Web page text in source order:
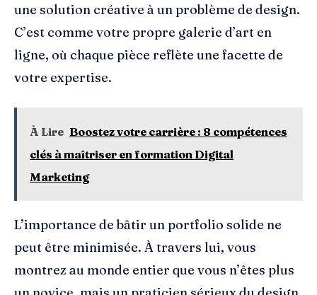
une solution créative à un problème de design.
C’est comme votre propre galerie d’art en
ligne, où chaque pièce reflète une facette de
votre expertise.
À Lire Boostez votre carrière : 8 compétences
clés à maîtriser en formation Digital
Marketing
L’importance de bâtir un portfolio solide ne
peut être minimisée. À travers lui, vous
montrez au monde entier que vous n’êtes plus